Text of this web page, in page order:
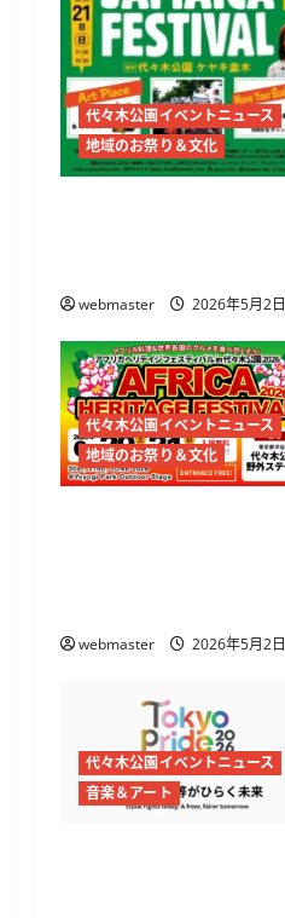
代々木公園イベントニュース
地域のお祭り＆文化
webmaster 2026年5月2日
代々木公園イベントニュース
地域のお祭り＆文化
webmaster 2026年5月2日
代々木公園イベントニュース
音楽＆アート